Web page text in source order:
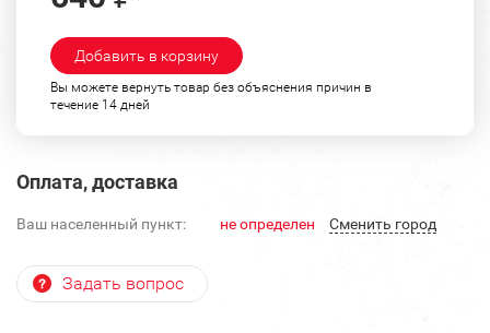
Добавить в корзину
Вы можете вернуть товар без объяснения причин в
течение 14 дней
Оплата, доставка
Ваш населенный пункт: не определен Cменить город
Задать вопрос